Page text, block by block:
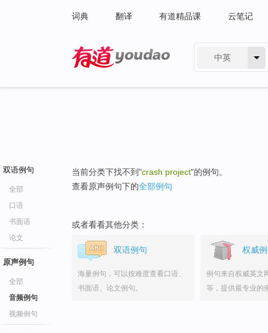
词典 翻译 有道精品课 云笔记
中英
双语例句
全部
口语
书面语
论文
原声例句
全部
音频例句
视频例句
当前分类下找不到"crash project"的例句。
查看原声例句下的全部例句
或者看看其他分类：
双语例句
海量例句，可以按难度查看口语、
书面语、论文例句。
权威
例句来自权威英文
等，提供最专业的